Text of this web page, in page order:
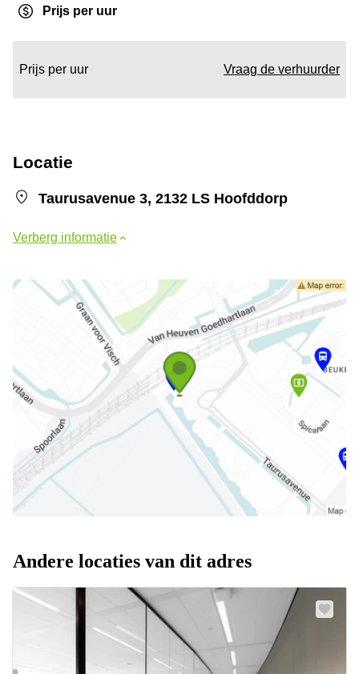
Prijs per uur
Prijs per uur Vraag de verhuurder
Locatie
Taurusavenue 3, 2132 LS Hoofddorp
Verberg informatie
Andere locaties van dit adres